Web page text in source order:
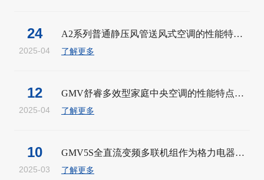
24
2025-04
A2系列普通静压风管送风式空调的性能特点、...
了解更多
12
2025-04
GMV舒睿多效型家庭中央空调的性能特点及应...
了解更多
10
2025-03
GMV5S全直流变频多联机组作为格力电器推出...
了解更多